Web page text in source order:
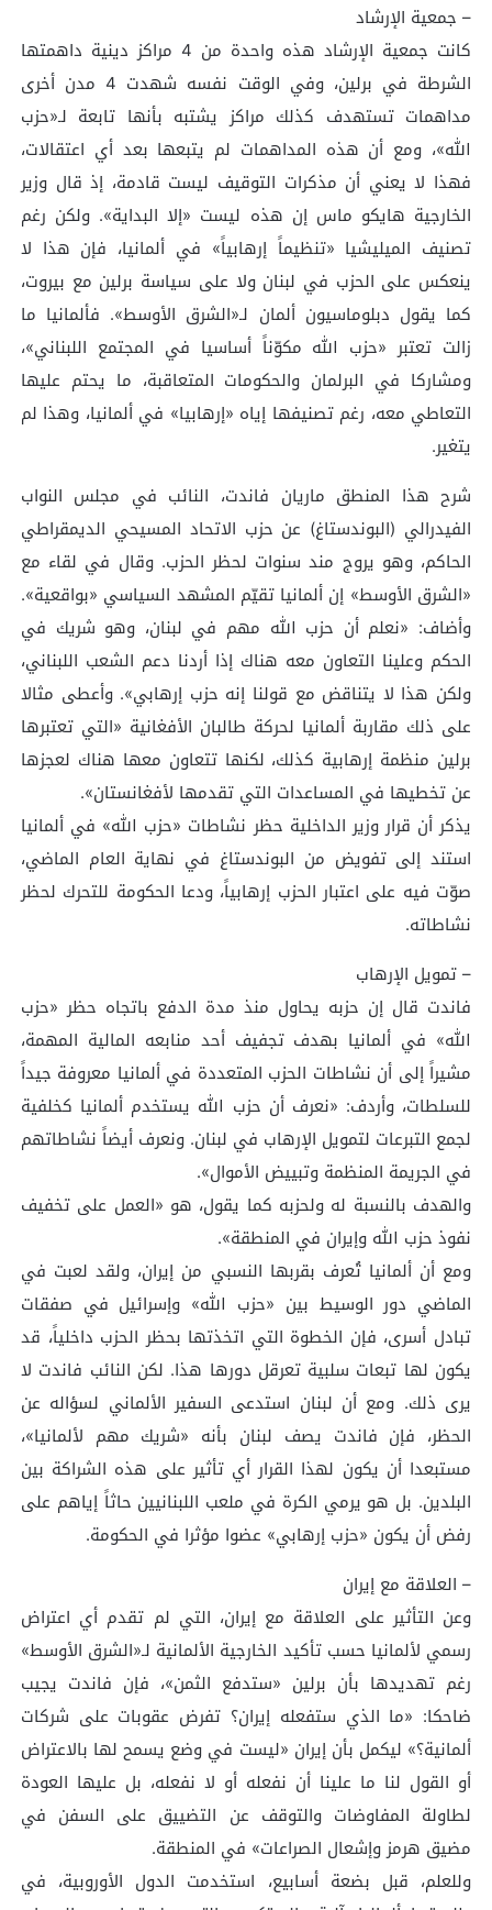
– جمعية الإرشاد
كانت جمعية الإرشاد هذه واحدة من 4 مراكز دينية داهمتها
الشرطة في برلين، وفي الوقت نفسه شهدت 4 مدن أخرى
مداهمات تستهدف كذلك مراكز يشتبه بأنها تابعة لـ«حزب
الله»، ومع أن هذه المداهمات لم يتبعها بعد أي اعتقالات،
فهذا لا يعني أن مذكرات التوقيف ليست قادمة، إذ قال وزير
الخارجية هايكو ماس إن هذه ليست «إلا البداية». ولكن رغم
تصنيف الميليشيا «تنظيماً إرهابياً» في ألمانيا، فإن هذا لا
ينعكس على الحزب في لبنان ولا على سياسة برلين مع بيروت،
كما يقول دبلوماسيون ألمان لـ«الشرق الأوسط». فألمانيا ما
زالت تعتبر «حزب الله مكوّناً أساسيا في المجتمع اللبناني»،
ومشاركا في البرلمان والحكومات المتعاقبة، ما يحتم عليها
التعاطي معه، رغم تصنيفها إياه «إرهابيا» في ألمانيا، وهذا لم
يتغير.
شرح هذا المنطق ماريان فاندت، النائب في مجلس النواب
الفيدرالي (البوندستاغ) عن حزب الاتحاد المسيحي الديمقراطي
الحاكم، وهو يروج مند سنوات لحظر الحزب. وقال في لقاء مع
«الشرق الأوسط» إن ألمانيا تقيّم المشهد السياسي «بواقعية».
وأضاف: «نعلم أن حزب الله مهم في لبنان، وهو شريك في
الحكم وعلينا التعاون معه هناك إذا أردنا دعم الشعب اللبناني،
ولكن هذا لا يتناقض مع قولنا إنه حزب إرهابي». وأعطى مثالا
على ذلك مقاربة ألمانيا لحركة طالبان الأفغانية «التي تعتبرها
برلين منظمة إرهابية كذلك، لكنها تتعاون معها هناك لعجزها
عن تخطيها في المساعدات التي تقدمها لأفغانستان».
يذكر أن قرار وزير الداخلية حظر نشاطات «حزب الله» في ألمانيا
استند إلى تفويض من البوندستاغ في نهاية العام الماضي،
صوّت فيه على اعتبار الحزب إرهابياً، ودعا الحكومة للتحرك لحظر
نشاطاته.
– تمويل الإرهاب
فاندت قال إن حزبه يحاول منذ مدة الدفع باتجاه حظر «حزب
الله» في ألمانيا بهدف تجفيف أحد منابعه المالية المهمة،
مشيراً إلى أن نشاطات الحزب المتعددة في ألمانيا معروفة جيداً
للسلطات، وأردف: «نعرف أن حزب الله يستخدم ألمانيا كخلفية
لجمع التبرعات لتمويل الإرهاب في لبنان. ونعرف أيضاً نشاطاتهم
في الجريمة المنظمة وتبييض الأموال».
والهدف بالنسبة له ولحزبه كما يقول، هو «العمل على تخفيف
نفوذ حزب الله وإيران في المنطقة».
ومع أن ألمانيا تُعرف بقربها النسبي من إيران، ولقد لعبت في
الماضي دور الوسيط بين «حزب الله» وإسرائيل في صفقات
تبادل أسرى، فإن الخطوة التي اتخذتها بحظر الحزب داخلياً، قد
يكون لها تبعات سلبية تعرقل دورها هذا. لكن النائب فاندت لا
يرى ذلك. ومع أن لبنان استدعى السفير الألماني لسؤاله عن
الحظر، فإن فاندت يصف لبنان بأنه «شريك مهم لألمانيا»،
مستبعدا أن يكون لهذا القرار أي تأثير على هذه الشراكة بين
البلدين. بل هو يرمي الكرة في ملعب اللبنانيين حاثاً إياهم على
رفض أن يكون «حزب إرهابي» عضوا مؤثرا في الحكومة.
– العلاقة مع إيران
وعن التأثير على العلاقة مع إيران، التي لم تقدم أي اعتراض
رسمي لألمانيا حسب تأكيد الخارجية الألمانية لـ«الشرق الأوسط»
رغم تهديدها بأن برلين «ستدفع الثمن»، فإن فاندت يجيب
ضاحكا: «ما الذي ستفعله إيران؟ تفرض عقوبات على شركات
ألمانية؟» ليكمل بأن إيران «ليست في وضع يسمح لها بالاعتراض
أو القول لنا ما علينا أن نفعله أو لا نفعله، بل عليها العودة
لطاولة المفاوضات والتوقف عن التضييق على السفن في
مضيق هرمز وإشعال الصراعات» في المنطقة.
وللعلم، قبل بضعة أسابيع، استخدمت الدول الأوروبية، في